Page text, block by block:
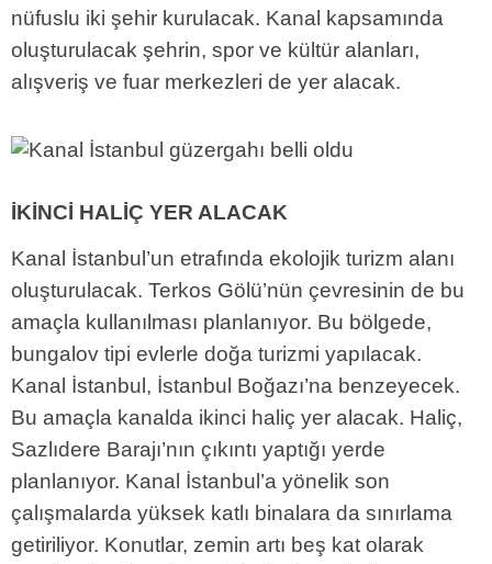
nüfuslu iki şehir kurulacak. Kanal kapsamında
oluşturulacak şehrin, spor ve kültür alanları,
alışveriş ve fuar merkezleri de yer alacak.
İKİNCİ HALİÇ YER ALACAK
Kanal İstanbul’un etrafında ekolojik turizm alanı
oluşturulacak. Terkos Gölü’nün çevresinin de bu
amaçla kullanılması planlanıyor. Bu bölgede,
bungalov tipi evlerle doğa turizmi yapılacak.
Kanal İstanbul, İstanbul Boğazı’na benzeyecek.
Bu amaçla kanalda ikinci haliç yer alacak. Haliç,
Sazlıdere Barajı’nın çıkıntı yaptığı yerde
planlanıyor. Kanal İstanbul’a yönelik son
çalışmalarda yüksek katlı binalara da sınırlama
getiriliyor. Konutlar, zemin artı beş kat olarak